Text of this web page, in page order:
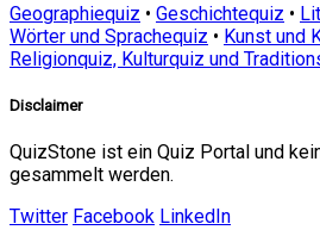
Geographiequiz • Geschichtequiz •
Wörter und Sprachequiz • Kunst und
Religionquiz, Kulturquiz und
Disclaimer
QuizStone ist ein Quiz Portal und
gesammelt werden.
Twitter Facebook LinkedIn